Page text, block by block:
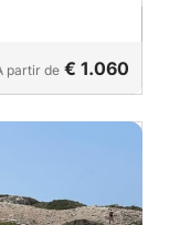
partir de € 1.060